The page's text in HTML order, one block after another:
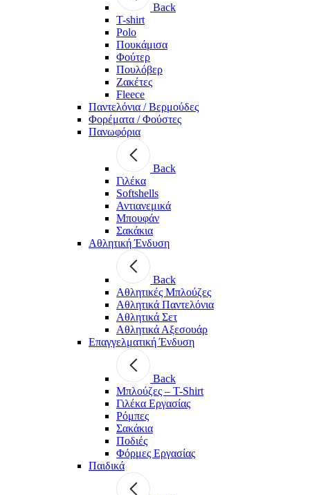
Back
T-shirt
Polo
Πουκάμισα
Φούτερ
Πουλόβερ
Ζακέτες
Fleece
Παντελόνια / Βερμούδες
Φορέματα / Φούστες
Πανωφόρια
Back
Γιλέκα
Softshells
Αντιανεμικά
Μπουφάν
Σακάκια
Αθλητική Ένδυση
Back
Aθλητικές Μπλούζες
Αθλητικά Παντελόνια
Αθλητικά Σετ
Αθλητικά Αξεσουάρ
Επαγγελματική Ένδυση
Back
Μπλούζες – T-Shirt
Γιλέκα Εργασίας
Ρόμπες
Σακάκια
Ποδιές
Φόρμες Εργασίας
Παιδικά